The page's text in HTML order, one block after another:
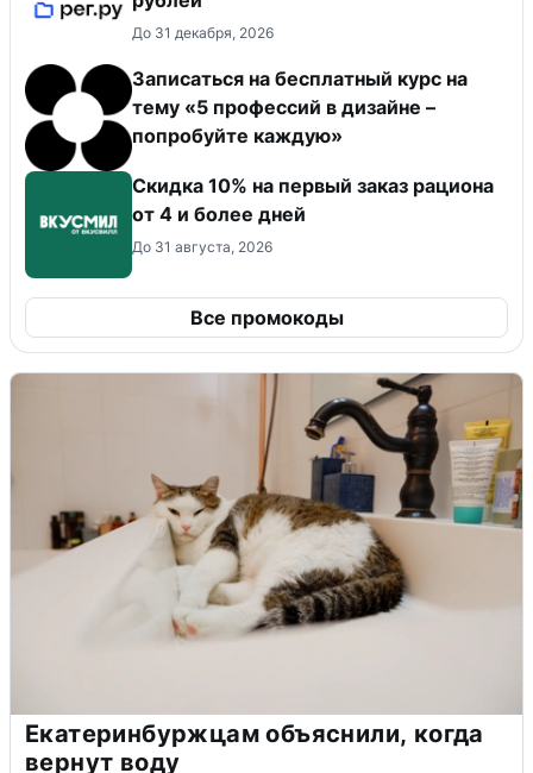
До 31 декабря, 2026
Записаться на бесплатный курс на
тему «5 профессий в дизайне –
попробуйте каждую»
Скидка 10% на первый заказ рациона
от 4 и более дней
До 31 августа, 2026
Все промокоды
Екатеринбуржцам объяснили, когда
вернут воду